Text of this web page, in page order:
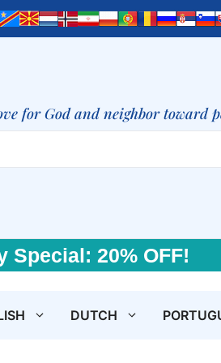
for God and neighbor toward
Special: 20% OFF!
DUTCH